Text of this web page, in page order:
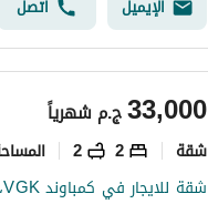
الإيميل اتصل
ج.م33,000 شهرياً
شقة 2
2